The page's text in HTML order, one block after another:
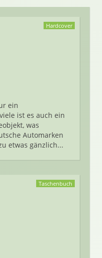
Hardcover
ein
ist es auch ein
was
Automarken
etwas gänzlich...
Taschenbuch